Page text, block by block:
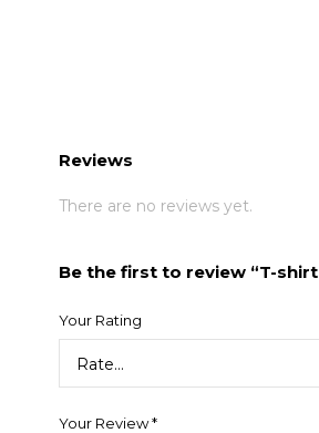
Reviews
There are no reviews yet.
Be the first to review “T-
Your Rating
Your Review*